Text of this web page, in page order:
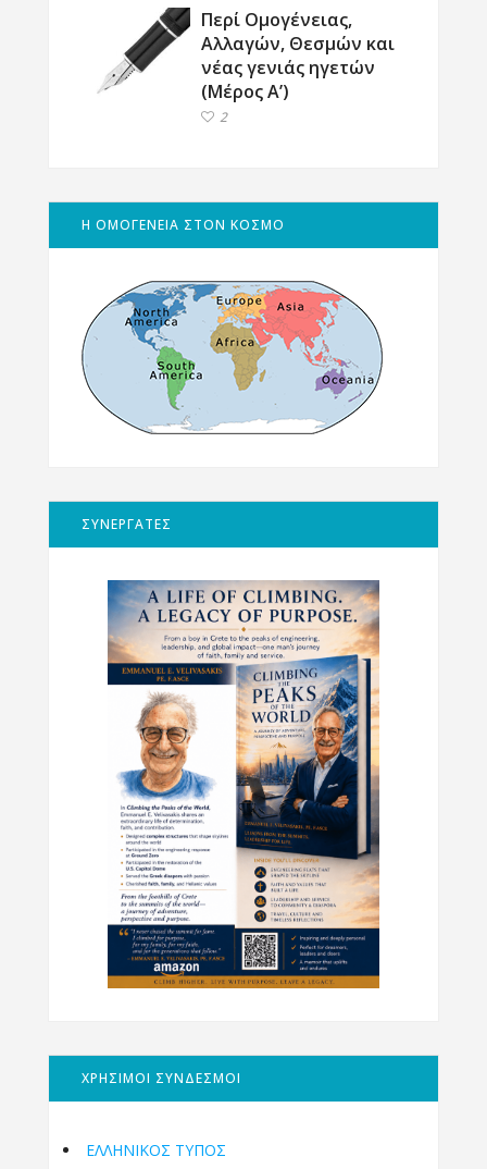
Περί Ομογένειας,
Αλλαγών, Θεσμών και
νέας γενιάς ηγετών
(Μέρος Α’)
2
Η ΟΜΟΓΕΝΕΙΑ ΣΤΟΝ ΚΟΣΜΟ
ΣΥΝΕΡΓΑΤΕΣ
ΧΡΗΣΙΜΟΙ ΣΥΝΔΕΣΜΟΙ
ΕΛΛΗΝΙΚΟΣ ΤΥΠΟΣ